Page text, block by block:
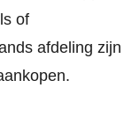
of
afdeling zijn